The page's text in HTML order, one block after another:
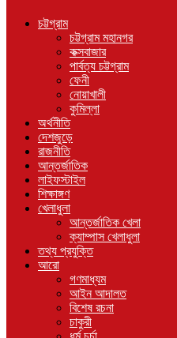
চট্টগ্রাম
চট্টগ্রাম মহানগর
কক্সবাজার
পার্বত্য চট্টগ্রাম
ফেনী
নোয়াখালী
কুমিল্লা
অর্থনীতি
দেশজুড়ে
রাজনীতি
আন্তর্জাতিক
লাইফস্টাইল
শিক্ষাঙ্গণ
খেলাধুলা
আন্তর্জাতিক খেলা
ক্যাম্পাস খেলাধুলা
তথ্য প্রযুক্তি
আরো
গণমাধ্যম
আইন আদালত
বিশেষ রচনা
চাকুরী